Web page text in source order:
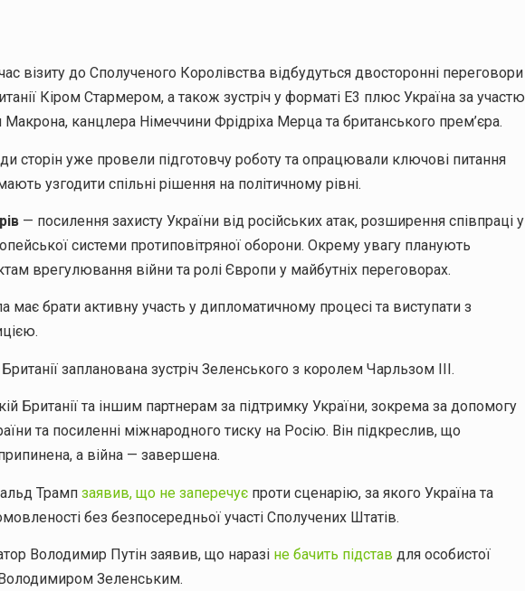
візиту до Сполученого Королівства відбудуться двосторонні переговори
Кіром Стармером, а також зустріч у форматі E3 плюс Україна за участю
канцлера Німеччини Фрідріха Мерца та британського прем’єра.
сторін уже провели підготовчу роботу та опрацювали ключові питання
узгодити спільні рішення на політичному рівні.
— посилення захисту України від російських атак, розширення співпраці у
системи протиповітряної оборони. Окрему увагу планують
врегулювання війни та ролі Європи у майбутніх переговорах.
брати активну участь у дипломатичному процесі та виступати з
запланована зустріч Зеленського з королем Чарльзом III.
Британії та іншим партнерам за підтримку України, зокрема за допомогу
та посиленні міжнародного тиску на Росію. Він підкреслив, що
а війна — завершена.
Трамп заявив, що не заперечує проти сценарію, за якого Україна та
без безпосередньої участі Сполучених Штатів.
Володимир Путін заявив, що наразі не бачить підстав для особистої
Володимиром Зеленським.